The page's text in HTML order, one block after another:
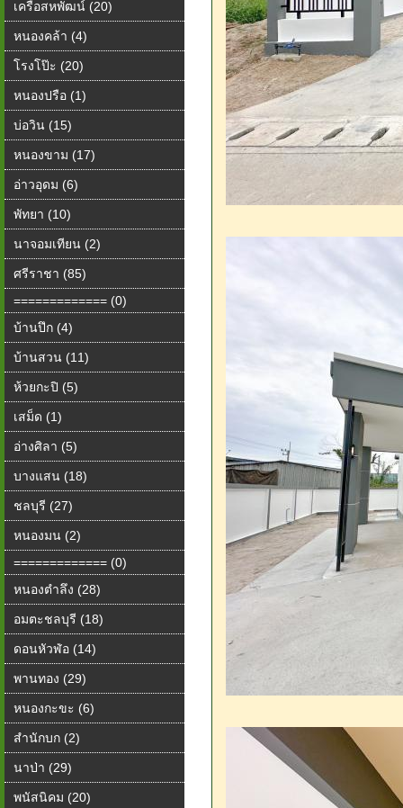
เครือสหพัฒน์ (20)
หนองคล้า (4)
โรงโป๊ะ (20)
หนองปรือ (1)
บ่อวิน (15)
หนองขาม (17)
อ่าวอุดม (6)
พัทยา (10)
นาจอมเทียน (2)
ศรีราชา (85)
============= (0)
บ้านปึก (4)
บ้านสวน (11)
ห้วยกะปิ (5)
เสม็ด (1)
อ่างศิลา (5)
บางแสน (18)
ชลบุรี (27)
หนองมน (2)
============= (0)
หนองตำลึง (28)
อมตะชลบุรี (18)
ดอนหัวฬ่อ (14)
พานทอง (29)
หนองกะขะ (6)
สำนักบก (2)
นาป่า (29)
พนัสนิคม (20)